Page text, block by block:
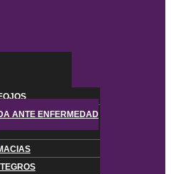
ANTE ENFERMEDAD